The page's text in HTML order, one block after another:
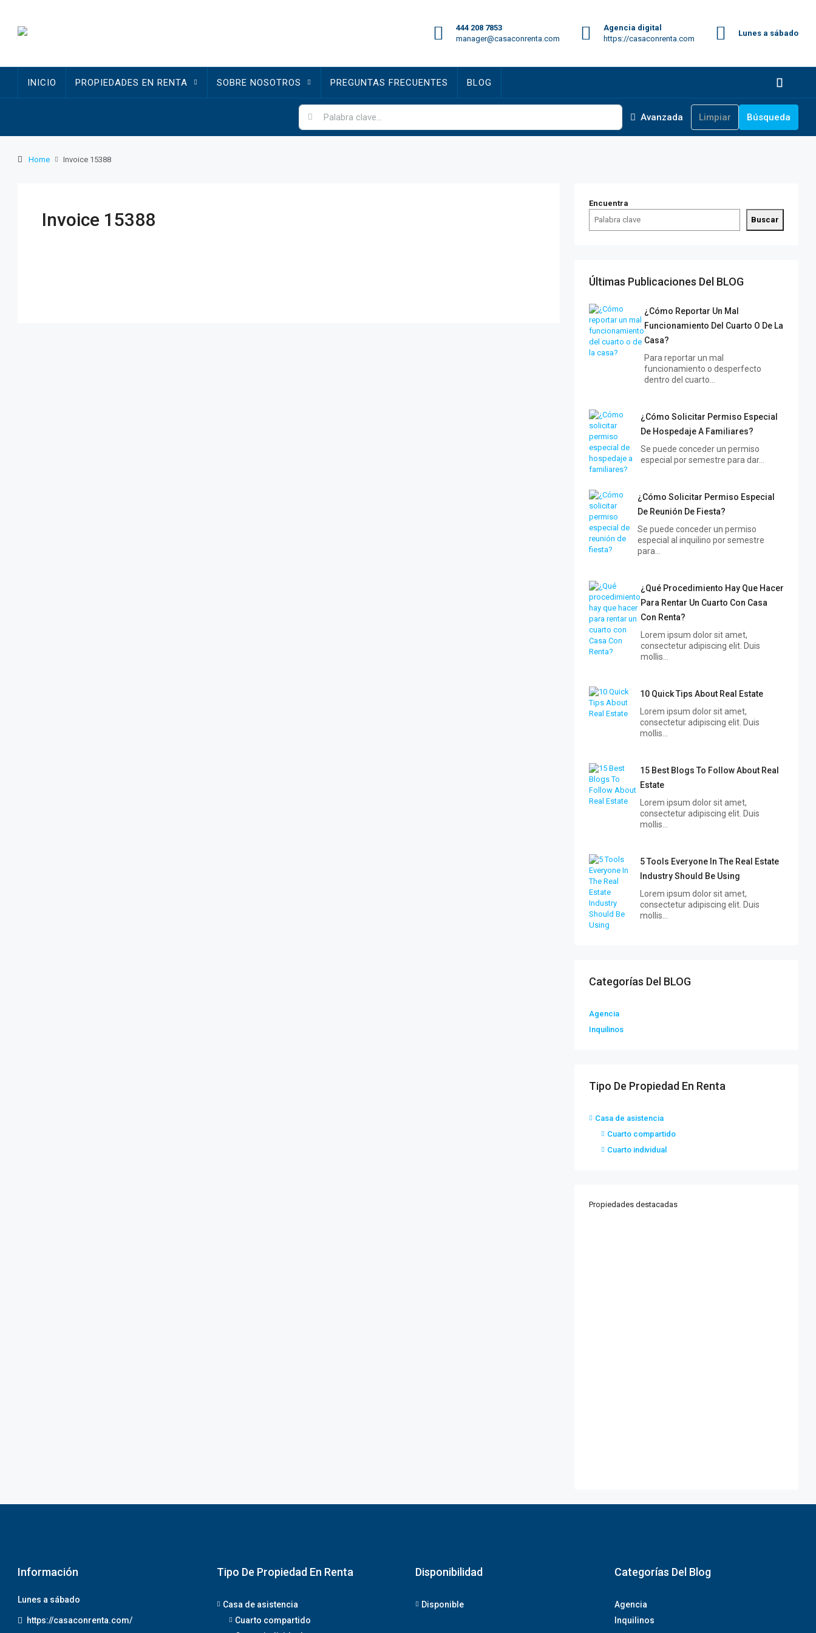
444 208 7853
manager@casaconrenta.com
Agencia digital
https://casaconrenta.com
Lunes a sábado
INICIO PROPIEDADES EN RENTA SOBRE NOSOTROS PREGUNTAS FRECUENTES BLOG
Avanzada Limpiar Búsqueda
Home Invoice 15388
Invoice 15388
Encuentra
Buscar
Últimas Publicaciones Del BLOG
¿Cómo Reportar Un Mal
Funcionamiento Del Cuarto O De La
Casa?
Para reportar un mal
funcionamiento o desperfecto
dentro del cuarto…
¿Cómo Solicitar Permiso Especial
De Hospedaje A Familiares?
Se puede conceder un permiso
especial por semestre para dar…
¿Cómo Solicitar Permiso Especial
De Reunión De Fiesta?
Se puede conceder un permiso
especial al inquilino por semestre
para…
¿Qué Procedimiento Hay Que Hacer
Para Rentar Un Cuarto Con Casa
Con Renta?
Lorem ipsum dolor sit amet,
consectetur adipiscing elit. Duis
mollis…
10 Quick Tips About Real Estate
Lorem ipsum dolor sit amet,
consectetur adipiscing elit. Duis
mollis…
15 Best Blogs To Follow About Real
Estate
Lorem ipsum dolor sit amet,
consectetur adipiscing elit. Duis
mollis…
5 Tools Everyone In The Real Estate
Industry Should Be Using
Lorem ipsum dolor sit amet,
consectetur adipiscing elit. Duis
mollis…
Categorías Del BLOG
Agencia
Inquilinos
Tipo De Propiedad En Renta
Casa de asistencia
Cuarto compartido
Cuarto individual
Propiedades destacadas
Información
Lunes a sábado
https://casaconrenta.com/
Tipo De Propiedad En Renta
Casa de asistencia
Cuarto compartido
Disponibilidad
Disponible
Categorías Del Blog
Agencia
Inquilinos